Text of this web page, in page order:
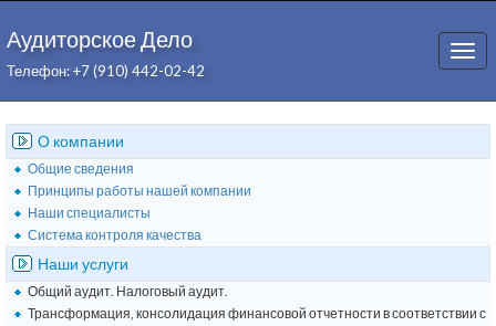
Аудиторское Дело
Телефон: +7 (910) 442-02-42
О компании
Общие сведения
Принципы работы нашей компании
Наши специалисты
Система контроля качества
Наши услуги
Общий аудит. Налоговый аудит.
Трансформация, консолидация финансовой отчетности в соответствии с